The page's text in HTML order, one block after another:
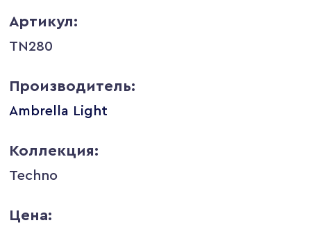
Артикул:
TN280
Производитель:
Ambrella Light
Коллекция:
Techno
Цена: